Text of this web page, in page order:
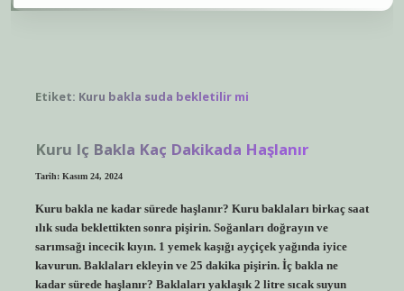
Etiket: Kuru bakla suda bekletilir mi
Kuru Iç Bakla Kaç Dakikada Haşlanır
Tarih: Kasım 24, 2024
Kuru bakla ne kadar sürede haşlanır? Kuru baklaları birkaç saat
ılık suda beklettikten sonra pişirin. Soğanları doğrayın ve
sarımsağı incecik kıyın. 1 yemek kaşığı ayçiçek yağında iyice
kavurun. Baklaları ekleyin ve 25 dakika pişirin. İç bakla ne
kadar sürede haşlanır? Baklaları yaklaşık 2 litre sıcak suyun